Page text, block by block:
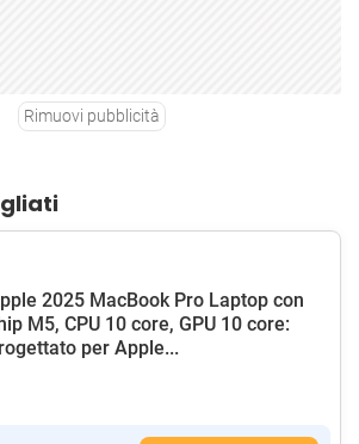
Rimuovi pubblicità
2025 MacBook Pro Laptop con
M5, CPU 10 core, GPU 10 core:
per Apple...